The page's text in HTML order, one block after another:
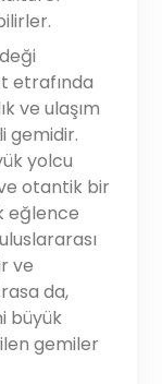
etrafında
ve ulaşım
gemidir.
yolcu
otantik bir
eğlence
ve
da,
büyük
gemiler